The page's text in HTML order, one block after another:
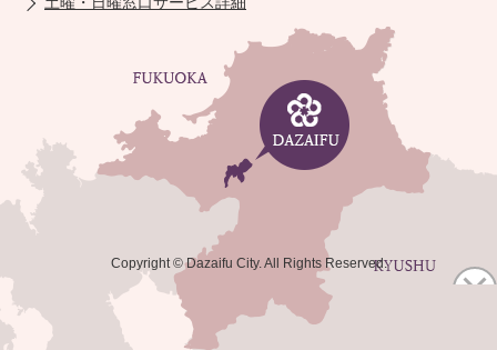
Copyright © Dazaifu City. All Rights Reserved.